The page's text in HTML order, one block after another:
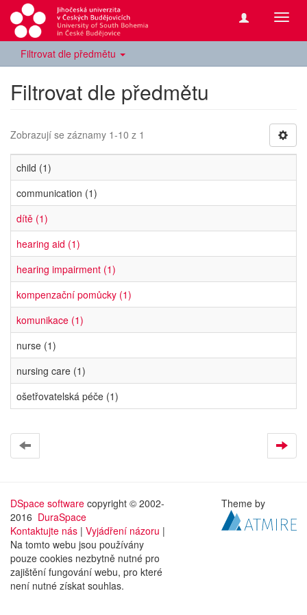
Filtrovat dle předmětu
Filtrovat dle předmětu
Zobrazují se záznamy 1-10 z 1
child (1)
communication (1)
dítě (1)
hearing aid (1)
hearing impairment (1)
kompenzační pomůcky (1)
komunikace (1)
nurse (1)
nursing care (1)
ošetřovatelská péče (1)
DSpace software copyright © 2002-
2016 DuraSpace
Kontaktujte nás | Vyjádření názoru |
Na tomto webu jsou používány
pouze cookies nezbytně nutné pro
zajištění fungování webu, pro které
není nutné získat souhlas.
Theme by